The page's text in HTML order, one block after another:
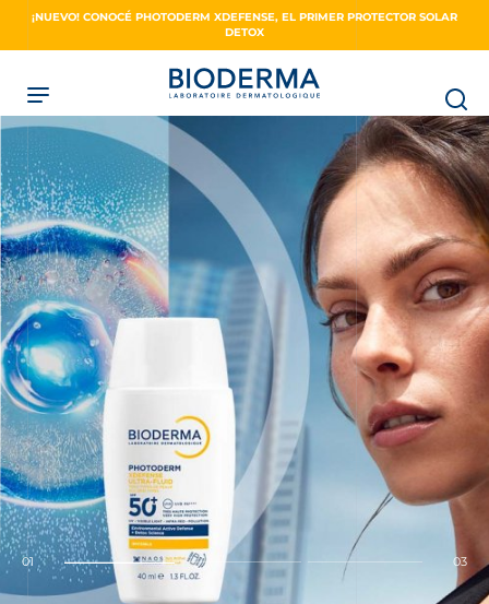
¡NUEVO! CONOCÉ PHOTODERM XDEFENSE, EL PRIMER PROTECTOR SOLAR
DETOX
01 03